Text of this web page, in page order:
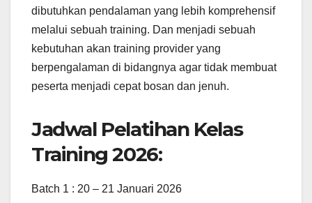
dibutuhkan pendalaman yang lebih komprehensif
melalui sebuah training. Dan menjadi sebuah
kebutuhan akan training provider yang
berpengalaman di bidangnya agar tidak membuat
peserta menjadi cepat bosan dan jenuh.
Jadwal Pelatihan Kelas
Training 2026:
Batch 1 : 20 – 21 Januari 2026